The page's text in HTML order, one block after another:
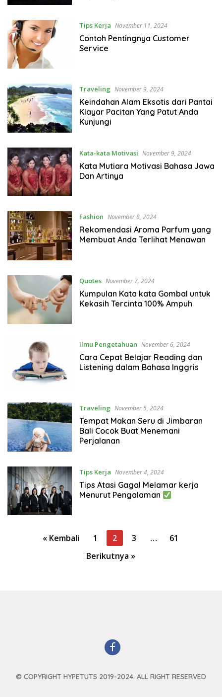
Tips Kerja November 11, 2024
Contoh Pentingnya Customer
Service
Traveling November 9, 2024
Keindahan Alam Eksotis dari Pantai
Klayar Pacitan Yang Patut Anda
Kunjungi
Kata-kata Motivasi November 9, 2024
Kata Mutiara Motivasi Bahasa Jawa
Dan Artinya
Fashion November 8, 2024
Rekomendasi Aroma Parfum yang
Membuat Anda Terlihat Menawan
Quotes November 7, 2024
Kumpulan Kata kata Gombal untuk
Kekasih Tercinta 100% Ampuh
Ilmu Pengetahuan November 6, 2024
Cara Cepat Belajar Reading dan
Listening dalam Bahasa Inggris
Traveling November 5, 2024
Tempat Makan Seru di Jimbaran
Bali Cocok Buat Menemani
Perjalanan
Tips Kerja November 4, 2024
Tips Atasi Gagal Melamar kerja
Menurut Pengalaman
Paginasi« Kembali 1 2 3 …
61
Berikutnya »
© COPYRIGHT HYPETUTS 2019-2024. ALL RIGHT RESERVED